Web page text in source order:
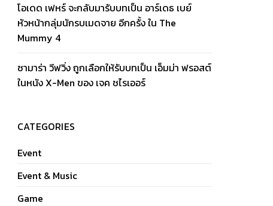
โอเดด เฟหร์ จะกลับมารับบทเป็น อาร์เดธ เบย์
หัวหน้ากลุ่มนักรบเมดจาย อีกครั้ง ใน The
Mummy 4
ซามาร่า วีฟวิ่ง ถูกเลือกให้รับบทเป็น เอ็มม่า ฟรอสต์
ในหนัง X-Men ของ เจค ชไรเออร์
CATEGORIES
Event
Event & Music
Game